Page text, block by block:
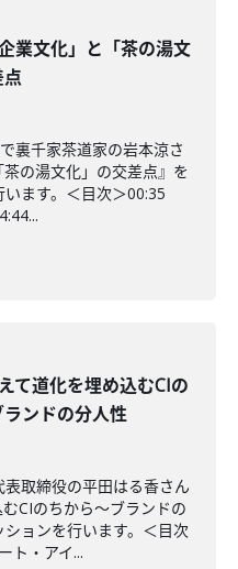
業文化」と「茶の湯文
裏千家茶道家の岩本涼さ
の湯文化」の交差点』を
います。＜目次＞00:35
て道化を埋め込むCIの
ンドの分人性
取締役の平田はる香さん
CIのちから～ブランドの
ョンを行います。＜目次
ト・アイ...